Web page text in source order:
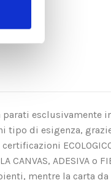
esclusivamente
tipo di esigenza,
ECOLOGICO
ADESIVA o
mentre la carta